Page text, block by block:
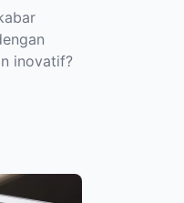
inovatif?